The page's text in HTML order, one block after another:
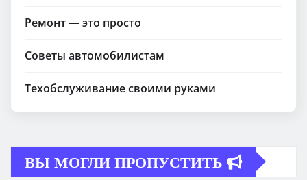
Ремонт — это просто
Советы автомобилистам
Техобслуживание своими руками
ВЫ МОГЛИ ПРОПУСТИТЬ